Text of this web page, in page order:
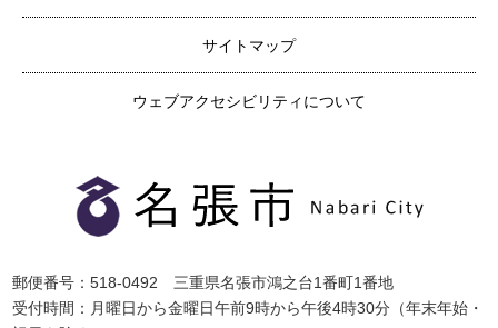
サイトマップ
ウェブアクセシビリティについて
郵便番号：518-0492 三重県名張市鴻之台1番町1番地
受付時間：月曜日から金曜日午前9時から午後4時30分（年末年始・